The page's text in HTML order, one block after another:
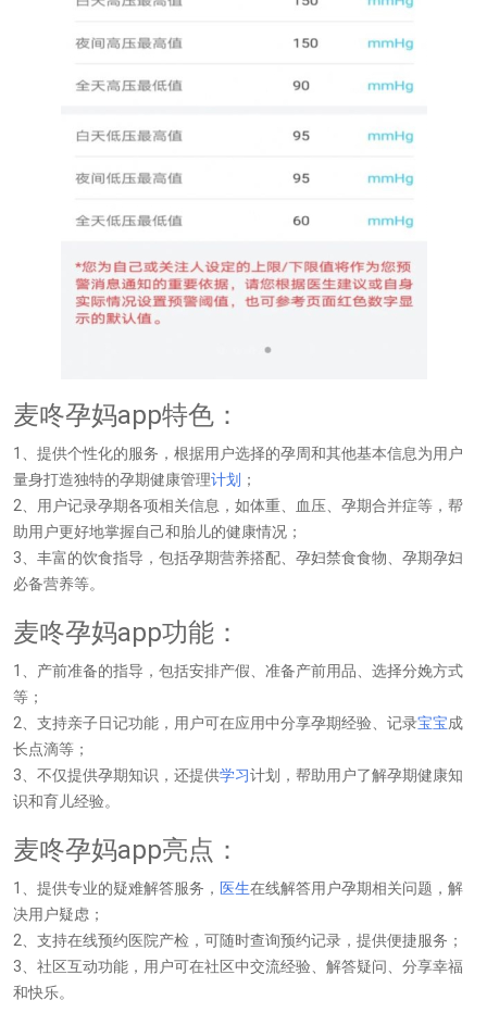
麦咚孕妈app特色：
1、提供个性化的服务，根据用户选择的孕周和其他基本信息为用户
量身打造独特的孕期健康管理计划 ；
2、用户记录孕期各项相关信息，如体重、血压、孕期合并症等，帮
助用户更好地掌握自己和胎儿的健康情况；
3、丰富的饮食指导，包括孕期营养搭配、孕妇禁食食物、孕期孕妇
必备营养等。
麦咚孕妈app功能：
1、产前准备的指导，包括安排产假、准备产前用品、选择分娩方式
等；
2、支持亲子日记功能，用户可在应用中分享孕期经验、记录宝宝成
长点滴等；
3、不仅提供孕期知识，还提供学习计划，帮助用户了解孕期健康知
识和育儿经验。
麦咚孕妈app亮点：
1、提供专业的疑难解答服务， 医生在线解答用户孕期相关问题，解
决用户疑虑；
2、支持在线预约医院产检，可随时查询预约记录，提供便捷服务；
3、社区互动功能，用户可在社区中交流经验、解答疑问、分享幸福
和快乐。